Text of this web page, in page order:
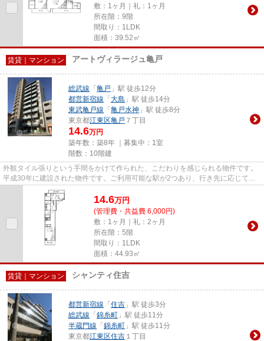
敷：1ヶ月｜礼：1ヶ月
所在階：9階
間取り：1LDK
面積：39.52㎡
賃貸｜マンション アートヴィラージュ亀戸
総武線 「 亀戸 」駅 徒歩12分
都営新宿線 「 大島 」駅 徒歩14分
東武亀戸線 「 亀戸水神 」駅 徒歩8分
東京都江東区亀戸 ７丁目
14.6万円
築年数：築8年 ｜募集中： 1室
階数：10階建
外観タイル張りという手間をかけて作られた、こだわりを感じられる物件です。
平成30年に建設された物件です。ご利用可能な駅が2つあり、行き先に応じて乗
車駅の使い分けができます。よ...
14.6万円
(管理費・共益費 6,000円)
敷：1ヶ月｜礼：2ヶ月
所在階：5階
間取り：1LDK
面積：44.93㎡
賃貸｜マンション シャンティ住吉
都営新宿線 「 住吉 」駅 徒歩3分
総武線 「 錦糸町 」駅 徒歩11分
半蔵門線 「 錦糸町 」駅 徒歩11分
東京都江東区住吉 １丁目